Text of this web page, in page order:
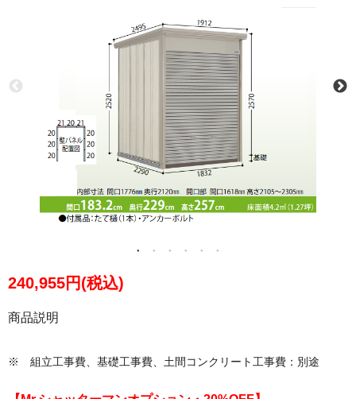
240,955円(税込)
商品説明
※ 組立工事費、基礎工事費、土間コンクリート工事費：別途